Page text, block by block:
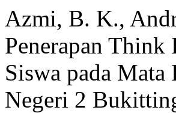
Azmi, B. K.,
Penerapan
Siswa pada
Negeri 2